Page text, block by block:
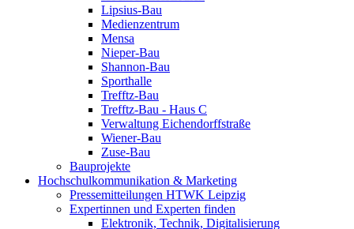
Lipsius-Bau
Medienzentrum
Mensa
Nieper-Bau
Shannon-Bau
Sporthalle
Trefftz-Bau
Trefftz-Bau - Haus C
Verwaltung Eichendorffstraße
Wiener-Bau
Zuse-Bau
Bauprojekte
Hochschulkommunikation & Marketing
Pressemitteilungen HTWK Leipzig
Expertinnen und Experten finden
Elektronik, Technik, Digitalisierung